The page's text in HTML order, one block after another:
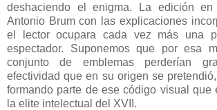
deshaciendo el enigma. La edición
Antonio Brum con las explicaciones
el lector ocupara cada vez más una
espectador. Suponemos que por esa
conjunto de emblemas perderían
efectividad que en su origen se
formando parte de ese código visual que
la elite intelectual del XVII.